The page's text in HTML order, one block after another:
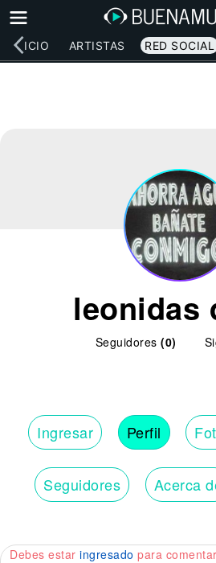
INICIO ARTISTAS RED SOCIAL
leonidas
Seguidores (0)
Ingresar Perfil
Seguidores Acerca
Debes estar ingresado para comentar